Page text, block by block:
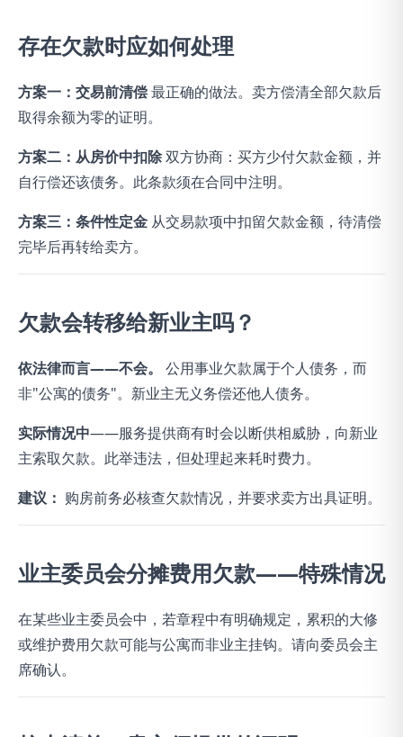
存在欠款时应如何处理
方案一：交易前清偿最正确的做法。卖方偿清全部欠款后
取得余额为零的证明。
方案二：从房价中扣除双方协商：买方少付欠款金额，并
自行偿还该债务。此条款须在合同中注明。
方案三：条件性定金 从交易款项中扣留欠款金额，待清偿
完毕后再转给卖方。
欠款会转移给新业主吗？
依法律而言——不会。
公用事业欠款属于个人债务，而
非"公寓的债务"。新业主无义务偿还他人债务。
实际情况中——服务提供商有时会以断供相威胁，向新业
主索取欠款。此举违法，但处理起来耗时费力。
建议： 购房前务必核查欠款情况，并要求卖方出具证明。
业主委员会分摊费用欠款——特殊情况
在某些业主委员会中，若章程中有明确规定，累积的大修
或维护费用欠款可能与公寓而非业主挂钩。请向委员会主
席确认。